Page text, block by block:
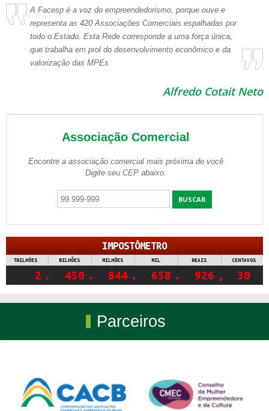
A Facesp é a voz do empreendedorismo, porque ouve e
representa as 420 Associações Comerciais espalhadas por
todo o Estado. Esta Rede corresponde a uma força única,
que trabalha em prol do desenvolvimento econômico e da
valorização das MPEs
Alfredo Cotait Neto
Associação Comercial
Encontre a associação comercial mais próxima de você
Digite seu CEP abaixo.
Parceiros